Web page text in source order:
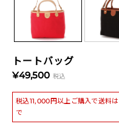
トートバッグ
¥49,500 税込
税込11,000円以上ご購入で送料
で